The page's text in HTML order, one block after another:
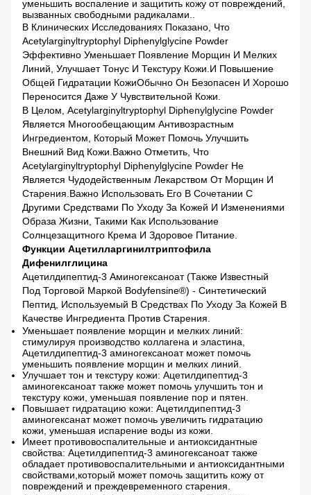
уменьшить воспаление и защитить кожу от повреждений,
вызванных свободными радикалами..
В Клинических Исследованиях Показано, Что
Acetylarginyltryptophyl Diphenylglycine Powder
Эффективно Уменьшает Появление Морщин И Мелких
Линий, Улучшает Тонус И Текстуру Кожи.и Повышение
Общей Гидратации КожиОбычно Он Безопасен И Хорошо
Переносится Даже У Чувствительной Кожи.
В Целом, Acetylarginyltryptophyl Diphenylglycine Powder
Является Многообещающим Антивозрастным
Ингредиентом, Который Может Помочь Улучшить
Внешний Вид Кожи.Важно Отметить, Что
Acetylarginyltryptophyl Diphenylglycine Powder Не
Является Чудодейственным Лекарством От Морщин И
Старения.Важно Использовать Его В Сочетании С
Другими Средствами По Уходу За Кожей И Изменениями
Образа Жизни, Такими Как Использование
Солнцезащитного Крема И Здоровое Питание.
Функции Ацетилларгинилтриптофила
Дифенилглицина
Ацетилдипептид-3 Аминогексаноат (также Известный
Под Торговой Маркой Bodyfensine®) - Синтетический
Пептид, Используемый В Средствах По Уходу За Кожей В
Качестве Ингредиента Против Старения.
Уменьшает появление морщин и мелких линий:
стимулируя производство коллагена и эластина,
Ацетилдипептид-3 аминогексаноат может помочь
уменьшить появление морщин и мелких линий.
Улучшает тон и текстуру кожи: Ацетилдипептид-3
аминогексаноат также может помочь улучшить тон и
текстуру кожи, уменьшая появление пор и пятен.
Повышает гидратацию кожи: Ацетилдипептид-3
аминогексанат может помочь увеличить гидратацию
кожи, уменьшая испарение воды из кожи.
Имеет противовоспалительные и антиоксидантные
свойства: Ацетилдипептид-3 аминогексаноат также
обладает противовоспалительными и антиоксидантными
свойствами,который может помочь защитить кожу от
повреждений и преждевременного старения.